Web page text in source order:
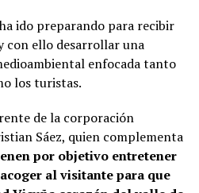
ido preparando para recibir
con ello desarrollar una
enfocada tanto
los turistas.
de la corporación
Sáez, quien complementa
por objetivo entretener
al visitante para que